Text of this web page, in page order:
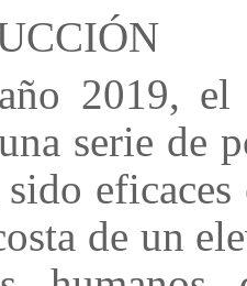
2019,
serie de
de un